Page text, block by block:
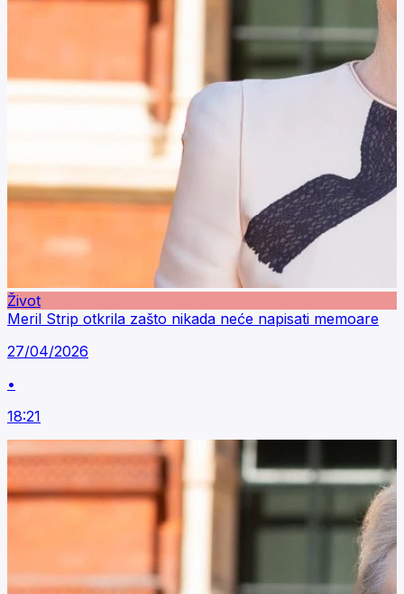
Život
Meril Strip otkrila zašto nikada neće napisati memoare
27/04/2026
•
18:21